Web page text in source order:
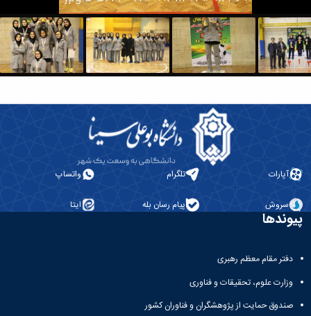
آپارات تلگرام واتساپ
سروش پیام رسان بله ایتا
پیوندها
دفتر مقام معظم رهبری
وزارت علوم، تحقیقات و فناوری
صندوق حمایت از پژوهشگران و فناوران کشور